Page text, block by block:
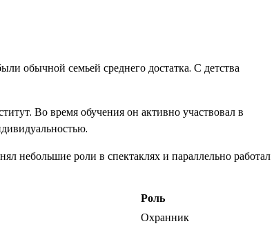
обычной семьей среднего достатка. С детства
Во время обучения он активно участвовал в
небольшие роли в спектаклях и параллельно работал
Роль
Охранник